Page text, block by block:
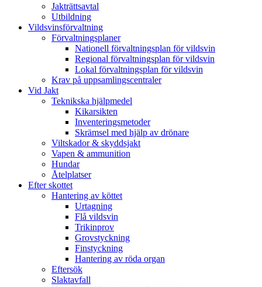
Jakträttsavtal
Utbildning
Vildsvinsförvaltning
Förvaltningsplaner
Nationell förvaltningsplan för vildsvin
Regional förvaltningsplan för vildsvin
Lokal förvaltningsplan för vildsvin
Krav på uppsamlingscentraler
Vid Jakt
Teknikska hjälpmedel
Kikarsikten
Inventeringsmetoder
Skrämsel med hjälp av drönare
Viltskador & skyddsjakt
Vapen & ammunition
Hundar
Åtelplatser
Efter skottet
Hantering av köttet
Urtagning
Flå vildsvin
Trikinprov
Grovstyckning
Finstyckning
Hantering av röda organ
Eftersök
Slaktavfall